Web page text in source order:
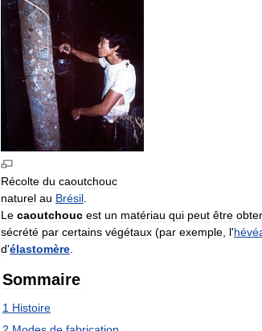
Récolte du caoutchouc
naturel au Brésil
Le caoutchouc est un matériau qui peut être
sécrété par certains végétaux (par exemple l'
d'élastomère
Sommaire
1 Histoire